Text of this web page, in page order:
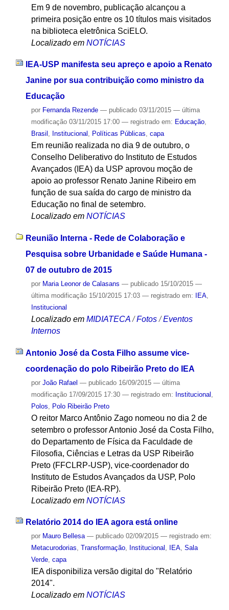
Em 9 de novembro, publicação alcançou a
primeira posição entre os 10 títulos mais visitados
na biblioteca eletrônica SciELO.
Localizado em NOTÍCIAS
IEA-USP manifesta seu apreço e apoio a Renato
Janine por sua contribuição como ministro da
Educação
por Fernanda Rezende — publicado03/11/2015 — última
modificação03/11/2015 17:00 — registrado em: Educação,
Brasil , Institucional , Políticas Públicas, capa
Em reunião realizada no dia 9 de outubro, o
Conselho Deliberativo do Instituto de Estudos
Avançados (IEA) da USP aprovou moção de
apoio ao professor Renato Janine Ribeiro em
função de sua saída do cargo de ministro da
Educação no final de setembro.
Localizado em NOTÍCIAS
Reunião Interna - Rede de Colaboração e
Pesquisa sobre Urbanidade e Saúde Humana -
07 de outubro de 2015
por Maria Leonor de Calasans — publicado15/10/2015 —
última modificação15/10/2015 17:03 — registrado em: IEA,
Institucional
Localizado em MIDIATECA /Fotos /Eventos
Internos
Antonio José da Costa Filho assume vice-
coordenação do polo Ribeirão Preto do IEA
por João Rafael — publicado16/09/2015 — última
modificação17/09/2015 17:30 — registrado em: Institucional
Polos
Polo Ribeirão Preto
O reitor Marco Antônio Zago nomeou no dia 2 de
setembro o professor Antonio José da Costa Filho,
do Departamento de Física da Faculdade de
Filosofia, Ciências e Letras da USP Ribeirão
Preto (FFCLRP-USP), vice-coordenador do
Instituto de Estudos Avançados da USP, Polo
Ribeirão Preto (IEA-RP).
Localizado em NOTÍCIAS
Relatório 2014 do IEA agora está online
por Mauro Bellesa — publicado02/09/2015 — registrado em:
Metacurodorias, Transformação, Institucional , IEA, Sala
Verde, capa
IEA disponibiliza versão digital do "Relatório
2014".
Localizado em NOTÍCIAS